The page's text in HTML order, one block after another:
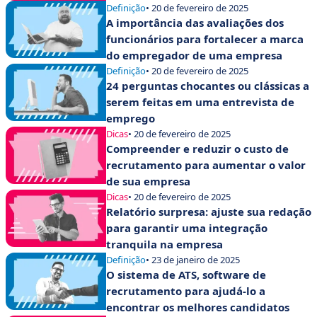
Definição• 20 de fevereiro de 2025
A importância das avaliações dos
funcionários para fortalecer a marca
do empregador de uma empresa
Definição• 20 de fevereiro de 2025
24 perguntas chocantes ou clássicas a
serem feitas em uma entrevista de
emprego
Dicas• 20 de fevereiro de 2025
Compreender e reduzir o custo de
recrutamento para aumentar o valor
de sua empresa
Dicas• 20 de fevereiro de 2025
Relatório surpresa: ajuste sua redação
para garantir uma integração
tranquila na empresa
Definição• 23 de janeiro de 2025
O sistema de ATS, software de
recrutamento para ajudá-lo a
encontrar os melhores candidatos